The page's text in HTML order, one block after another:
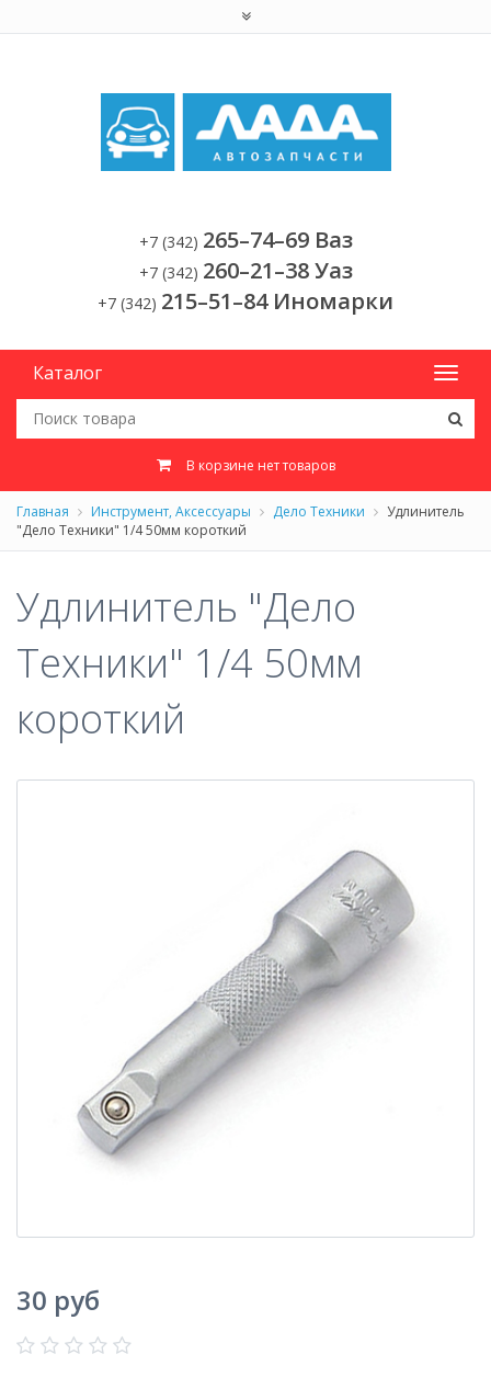
+7 (342) 265–74–69 Ваз
+7 (342) 260–21–38 Уаз
+7 (342) 215–51–84 Иномарки
Каталог
В корзине нет товаров
Главная Инструмент, Аксессуары Дело Техники
Удлинитель
"Дело Техники" 1/4 50мм короткий
Удлинитель "Дело
Техники" 1/4 50мм
короткий
30 руб